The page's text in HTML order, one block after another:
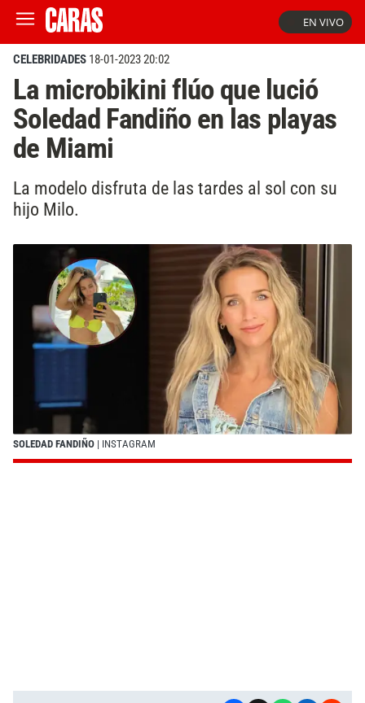
EN VIVO
CELEBRIDADES 18-01-2023 20:02
La microbikini flúo que lució
Soledad Fandiño en las playas
de Miami
La modelo disfruta de las tardes al sol con su
hijo Milo.
SOLEDAD FANDIÑO | INSTAGRAM